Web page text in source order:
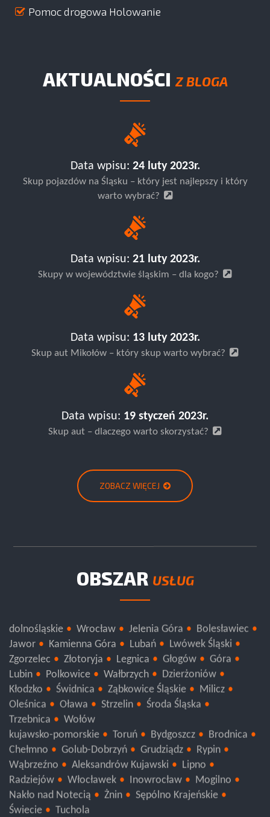
Pomoc drogowa Holowanie
AKTUALNOŚCI Z BLOGA
Data wpisu: 24 luty 2023r.
Skup pojazdów na Śląsku – który jest najlepszy i który
warto wybrać?
Data wpisu: 21 luty 2023r.
Skupy w województwie śląskim – dla kogo?
Data wpisu: 13 luty 2023r.
Skup aut Mikołów – który skup warto wybrać?
Data wpisu: 19 styczeń 2023r.
Skup aut – dlaczego warto skorzystać?
ZOBACZ WIĘCEJ
OBSZAR
dolnośląskie Wrocław Jelenia Góra
Bolesławiec
Jawor
Kamienna Góra Lubań
Lwówek Śląski
Zgorzelec
Złotoryja Legnica Głogów
Góra
Lubin
Polkowice Wałbrzych
Dzierżoniów
Kłodzko
Świdnica Ząbkowice Śląskie
Milicz
Oleśnica
Oława
Trzebnica
Wołów
kujawsko-pomorskie
Toruń Bydgoszcz
Brodnica
Chełmno
Golub-Dobrzyń Grudziądz
Rypin
Wąbrzeźno
Aleksandrów Kujawski
Lipno
Radziejów
Włocławek Inowrocław
Mogilno
Nakło nad Notecią